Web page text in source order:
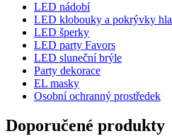
LED nádobí
LED klobouky a pokrývky
LED šperky
LED party Favors
LED sluneční brýle
Party dekorace
EL masky
Osobní ochranný prostředek
Doporučené produkty